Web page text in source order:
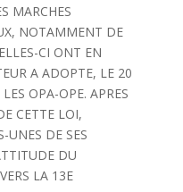
MARCHES
NOTAMMENT DE
CI ONT EN
A ADOPTE, LE 20
OPA-OPE. APRES
CETTE LOI,
UNES DE SES
DU
LA 13E